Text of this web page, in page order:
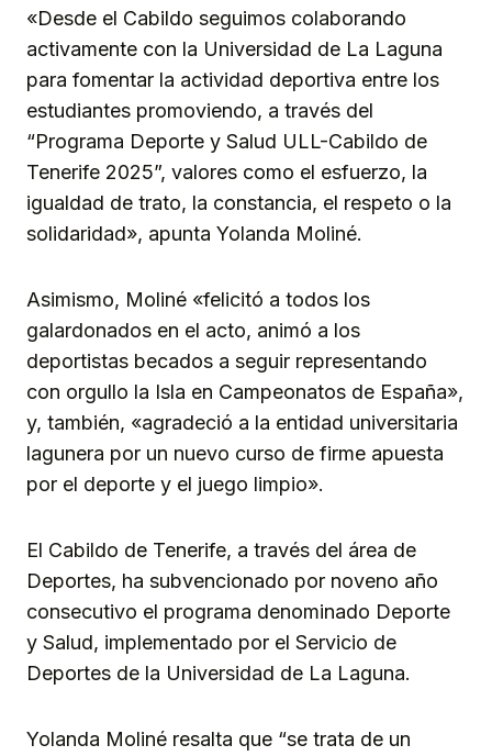
«Desde el Cabildo seguimos colaborando
activamente con la Universidad de La Laguna
para fomentar la actividad deportiva entre los
estudiantes promoviendo, a través del
“Programa Deporte y Salud ULL-Cabildo de
Tenerife 2025”, valores como el esfuerzo, la
igualdad de trato, la constancia, el respeto o la
solidaridad», apunta Yolanda Moliné.
Asimismo, Moliné «felicitó a todos los
galardonados en el acto, animó a los
deportistas becados a seguir representando
con orgullo la Isla en Campeonatos de España»,
y, también, «agradeció a la entidad universitaria
lagunera por un nuevo curso de firme apuesta
por el deporte y el juego limpio».
El Cabildo de Tenerife, a través del área de
Deportes, ha subvencionado por noveno año
consecutivo el programa denominado Deporte
y Salud, implementado por el Servicio de
Deportes de la Universidad de La Laguna.
Yolanda Moliné resalta que “se trata de un